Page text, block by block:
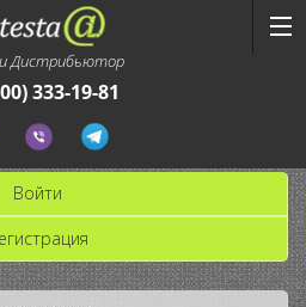
Дистрибьютор
333-19-81
Войти